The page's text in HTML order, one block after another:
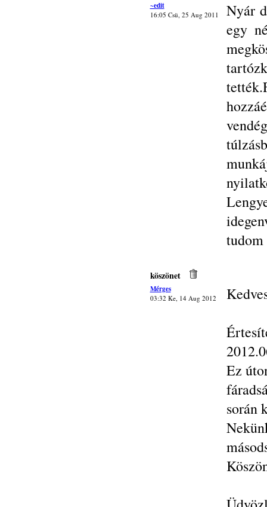
~edit
16:05 Csü, 25 Aug 2011
Nyár
egy
köszönet
Mérges
03:32 Ke, 14 Aug 2012
Ez
során